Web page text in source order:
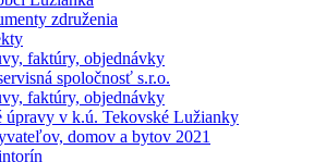
združenia
faktúry, objednávky
spoločnosť s.r.o.
faktúry, objednávky
úpravy v k.ú. Tekovské Lužianky
domov a bytov 2021